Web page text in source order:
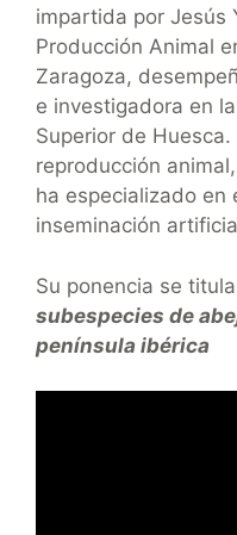
impartida por Jesús
Producción Animal
Zaragoza,
e investigadora en
Superior de
reproducción
ha especializado en
inseminación
Su ponencia se
subespecies de
península ibérica